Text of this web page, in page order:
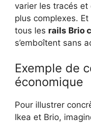
varier les tracés
plus complexes.
tous les rails Brio
s’emboîtent sans
Exemple de
économique
Pour illustrer
Ikea et Brio,